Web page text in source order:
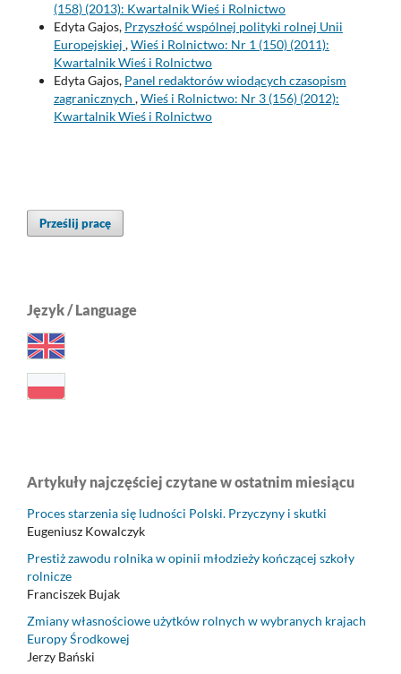
(158) (2013): Kwartalnik Wieś i Rolnictwo
Edyta Gajos, Przyszłość wspólnej polityki rolnej Unii
Europejskiej ,Wieś i Rolnictwo: Nr 1 (150) (2011):
Kwartalnik Wieś i Rolnictwo
Edyta Gajos, Panel redaktorów wiodących czasopism
zagranicznych ,Wieś i Rolnictwo: Nr 3 (156) (2012):
Kwartalnik Wieś i Rolnictwo
Prześlij pracę
Język / Language
Artykuły najczęściej czytane w ostatnim miesiącu
Proces starzenia się ludności Polski. Przyczyny i skutki
Eugeniusz Kowalczyk
Prestiż zawodu rolnika w opinii młodzieży kończącej szkoły
rolnicze
Franciszek Bujak
Zmiany własnościowe użytków rolnych w wybranych krajach
Europy Środkowej
Jerzy Bański